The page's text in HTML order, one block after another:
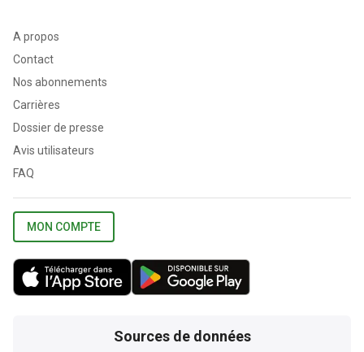
A propos
Contact
Nos abonnements
Carrières
Dossier de presse
Avis utilisateurs
FAQ
MON COMPTE
Sources de données